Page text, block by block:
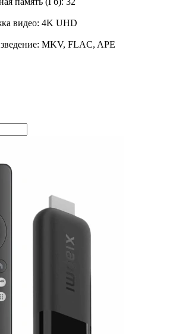
видео: 4K UHD
MKV, FLAC, APE